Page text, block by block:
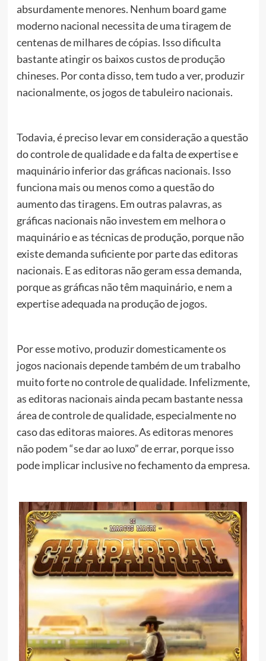
absurdamente menores. Nenhum board game
moderno nacional necessita de uma tiragem de
centenas de milhares de cópias. Isso dificulta
bastante atingir os baixos custos de produção
chineses. Por conta disso, tem tudo a ver, produzir
nacionalmente, os jogos de tabuleiro nacionais.
Todavia, é preciso levar em consideração a questão
do controle de qualidade e da falta de expertise e
maquinário inferior das gráficas nacionais. Isso
funciona mais ou menos como a questão do
aumento das tiragens. Em outras palavras, as
gráficas nacionais não investem em melhora o
maquinário e as técnicas de produção, porque não
existe demanda suficiente por parte das editoras
nacionais. E as editoras não geram essa demanda,
porque as gráficas não têm maquinário, e nem a
expertise adequada na produção de jogos.
Por esse motivo, produzir domesticamente os
jogos nacionais depende também de um trabalho
muito forte no controle de qualidade. Infelizmente,
as editoras nacionais ainda pecam bastante nessa
área de controle de qualidade, especialmente no
caso das editoras maiores. As editoras menores
não podem “se dar ao luxo” de errar, porque isso
pode implicar inclusive no fechamento da empresa.